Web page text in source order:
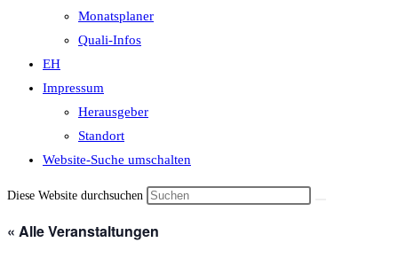
Monatsplaner
Quali-Infos
EH
Impressum
Herausgeber
Standort
Website-Suche umschalten
Diese Website durchsuchen
« Alle Veranstaltungen